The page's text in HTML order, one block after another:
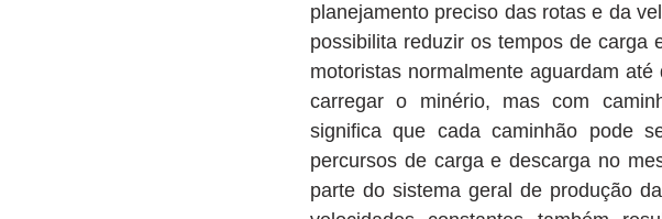
planejamento preciso das rotas e da
possibilita reduzir os tempos de carga
motoristas normalmente aguardam
carregar o minério, mas com
significa que cada caminhão pode
percursos de carga e descarga no
parte do sistema geral de produção